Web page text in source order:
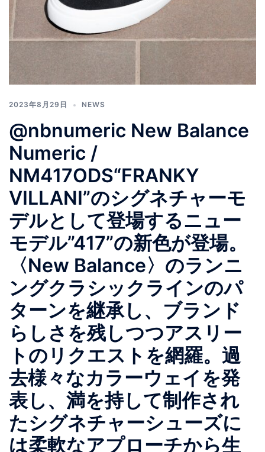
2023年8月29日 NEWS
@nbnumeric New Balance
Numeric /
NM417ODS“FRANKY
VILLANI”のシグネチャーモ
デルとして登場するニュー
モデル”417”の新色が登場。
〈New Balance〉のランニ
ングクラシックラインのパ
ターンを継承し、ブランド
らしさを残しつつアスリー
トのリクエストを網羅。過
去様々なカラーウェイを発
表し、満を持して制作され
たシグネチャーシューズに
は柔軟なアプローチから生